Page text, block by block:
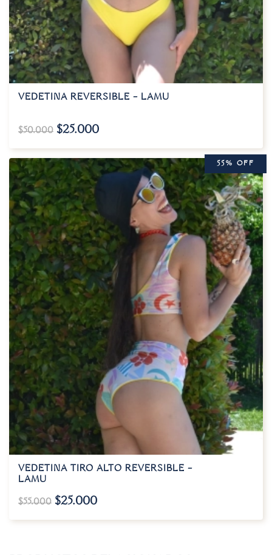
VEDETINA REVERSIBLE – LAMU
$50.000 $25.000
55% OFF
VEDETINA TIRO ALTO REVERSIBLE –
LAMU
$55.000 $25.000